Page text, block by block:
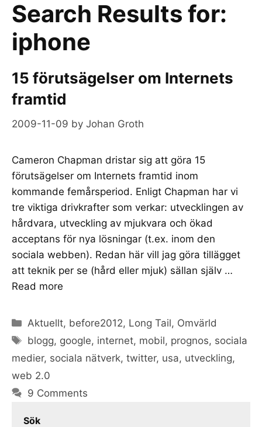
Search Results for:
iphone
15 förutsägelser om Internets
framtid
2009-11-09 by Johan Groth
Cameron Chapman dristar sig att göra 15
förutsägelser om Internets framtid inom
kommande femårsperiod. Enligt Chapman har vi
tre viktiga drivkrafter som verkar: utvecklingen av
hårdvara, utveckling av mjukvara och ökad
acceptans för nya lösningar (t.ex. inom den
sociala webben). Redan här vill jag göra tillägget
att teknik per se (hård eller mjuk) sällan själv …
Read more
Categories
Aktuellt, before2012, Long Tail, Omvärld
Tags
blogg, google, internet, mobil, prognos, sociala
medier, sociala nätverk, twitter, usa, utveckling,
web 2.0
9 Comments
Sök